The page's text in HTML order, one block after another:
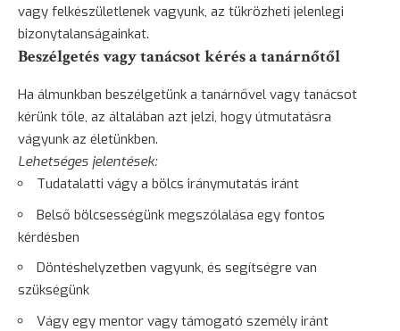
vagy felkészületlenek vagyunk, az tükrözheti jelenlegi
bizonytalanságainkat.
Beszélgetés vagy tanácsot kérés a tanárnőtől
Ha álmunkban beszélgetünk a tanárnővel vagy tanácsot
kérünk tőle, az általában azt jelzi, hogy útmutatásra
vágyunk az életünkben.
Lehetséges jelentések:
Tudatalatti vágy a bölcs iránymutatás iránt
Belső bölcsességünk megszólalása egy fontos
kérdésben
Döntéshelyzetben vagyunk, és segítségre van
szükségünk
Vágy egy mentor vagy támogató személy iránt